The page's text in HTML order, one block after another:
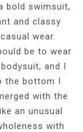
bold swimsuit,
and classy
wear.
be to wear
and I
the bottom I
with the
an unusual
with